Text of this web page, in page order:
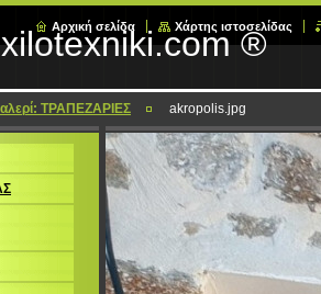
®
Αρχική σελίδα Χάρτης ιστοσελίδας
ΤΡΑΠΕΖΑΡΙΕΣ akropolis.jpg